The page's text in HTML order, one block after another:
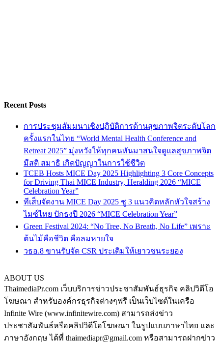
Recent Posts
การประชุมสัมมนาเชิงปฏิบัติการด้านสุขภาพจิตระดับโลก
ครั้งแรกในไทย “World Mental Health Conference and
Retreat 2025” มุ่งหวังให้ทุกคนหันมาสนใจดูแลสุขภาพจิต
มีสติ สมาธิ เกิดปัญญาในการใช้ชีวิต
TCEB Hosts MICE Day 2025 Highlighting 3 Core Concepts
for Driving Thai MICE Industry, Heralding 2026 “MICE
Celebration Year”
ทีเส็บจัดงาน MICE Day 2025 ชู 3 แนวคิดหลักหัวใจสร้าง
ไมซ์ไทย ปักธงปี 2026 “MICE Celebration Year”
Green Festival 2024: “No Tree, No Breath, No Life” เพราะ
ต้นไม้คือชีวิต คือลมหายใจ
วธอ.8 ขานรับจัด CSR ประเดิมให้เยาวชนระยอง
ABOUT US
ThaimediaPr.com เว็บบริการข่าวประชาสัมพันธ์ธุรกิจ คลิปวิดีโอ
โฆษณา สำหรับองค์กรธุรกิจต่างๆฟรี เป็นเว็บไซต์ในเครือ
Infinite Wire (www.infinitewire.com) สามารถส่งข่าว
ประชาสัมพันธ์หรือคลิปวิดีโอโฆษณา ในรูปแบบภาษาไทย และ
ภาษาอังกฤษ ได้ที่ thaimediapr@gmail.com หรือสามารถฝากข่าว